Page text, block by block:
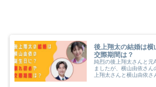
後上翔太の結婚は横
交際期間は？
純烈の後上翔太さんと元
ましたが、横山由依さ
上翔太さんと横山由依